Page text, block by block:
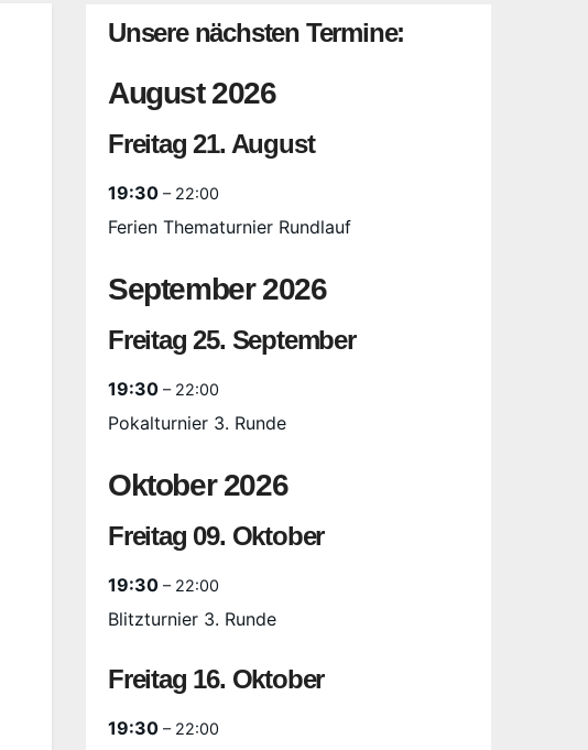
Unsere nächsten Termine:
August 2026
Freitag 21. August
19:30 – 22:00
Ferien Thematurnier Rundlauf
September 2026
Freitag 25. September
19:30 – 22:00
Pokalturnier 3. Runde
Oktober 2026
Freitag 09. Oktober
19:30 – 22:00
Blitzturnier 3. Runde
Freitag 16. Oktober
19:30 – 22:00